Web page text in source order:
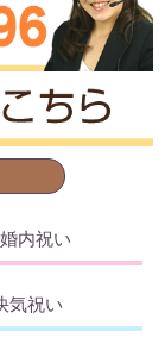
内祝い
気祝い